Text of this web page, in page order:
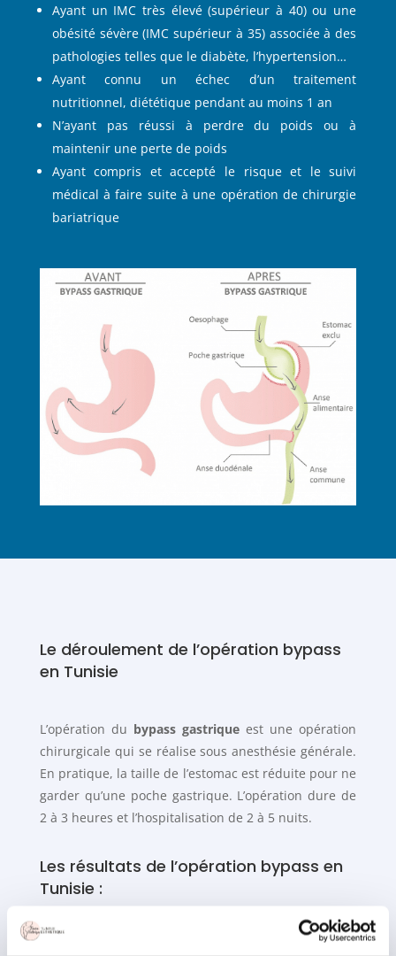
Ayant un IMC très élevé (supérieur à 40) ou une
obésité sévère (IMC supérieur à 35) associée à des
pathologies telles que le diabète, l’hypertension…
Ayant connu un échec d’un traitement
nutritionnel, diététique pendant au moins 1 an
N’ayant pas réussi à perdre du poids ou à
maintenir une perte de poids
Ayant compris et accepté le risque et le suivi
médical à faire suite à une opération de chirurgie
bariatrique
Le déroulement de l’opération bypass
en Tunisie
L’opération du bypass gastrique est une opération
chirurgicale qui se réalise sous anesthésie générale.
En pratique, la taille de l’estomac est réduite pour ne
garder qu’une poche gastrique. L’opération dure de
2 à 3 heures et l’hospitalisation de 2 à 5 nuits.
Les résultats de l’opération bypass en
Tunisie :
La diminution de la taille de l’estomac permet de